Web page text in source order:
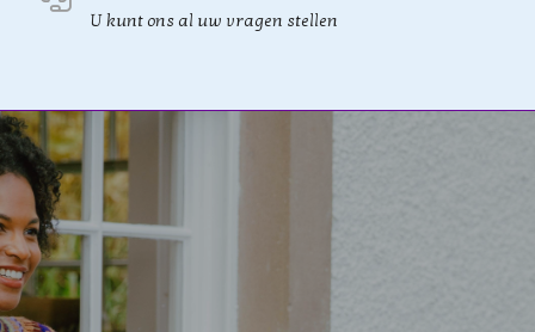
U kunt ons al uw vragen stellen